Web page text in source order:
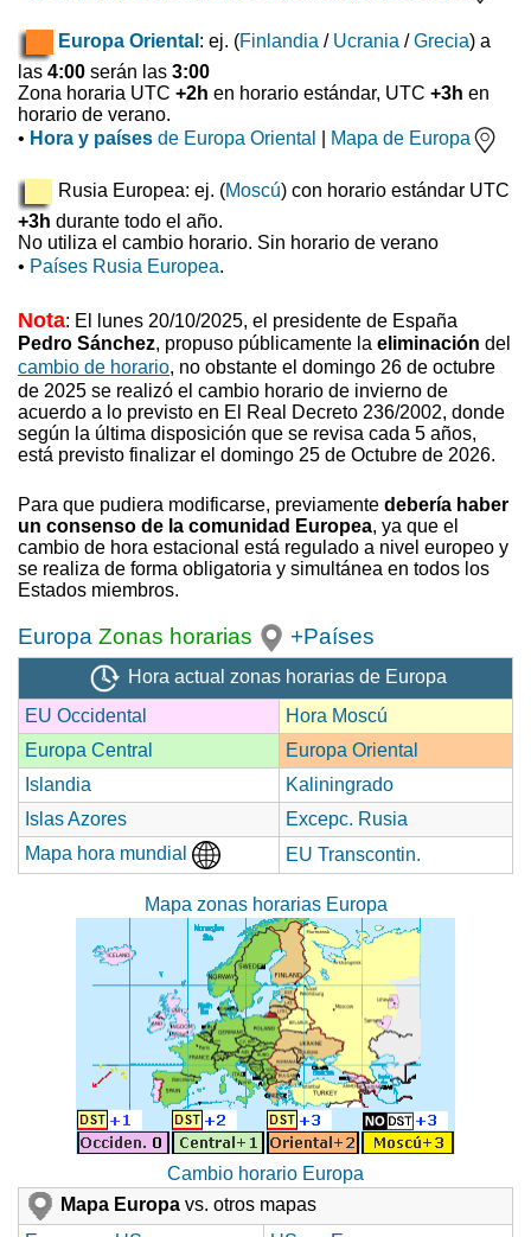
Europa Oriental : ej. (Finlandia / Ucrania /Grecia) a
las 4:00 serán las 3:00
Zona horaria UTC +2h en horario estándar, UTC +3h en
horario de verano.
• Hora y países de Europa Oriental Mapa de Europa
Rusia Europea: ej. (Moscú) con horario estándar UTC
+3h durante todo el año.
No utiliza el cambio horario. Sin horario de verano
• Países Rusia Europea.
Nota: El lunes 20/10/2025, el presidente de España
Pedro Sánchez, propuso públicamente la eliminación del
cambio de horario, no obstante el domingo 26 de octubre
de 2025 se realizó el cambio horario de invierno de
acuerdo a lo previsto en El Real Decreto 236/2002, donde
según la última disposición que se revisa cada 5 años,
está previsto finalizar el domingo 25 de Octubre de 2026.
Para que pudiera modificarse, previamente debería haber
un consenso de la comunidad Europea, ya que el
cambio de hora estacional está regulado a nivel europeo y
se realiza de forma obligatoria y simultánea en todos los
Estados miembros.
Europa Zonas horarias +Países
Hora actual zonas horarias de Europa
EU Occidental
Hora Moscú
Europa Central
Europa Oriental
Islandia
Kaliningrado
Islas Azores
Excepc. Rusia
Mapa hora mundial
EU Transcontin.
Mapa zonas horarias Europa
Cambio horario Europa
Mapa Europa vs. otros mapas